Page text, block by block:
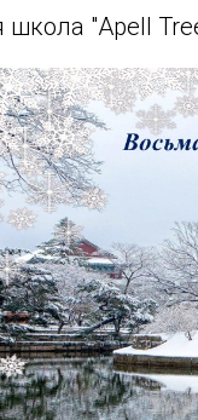
школа "Apell